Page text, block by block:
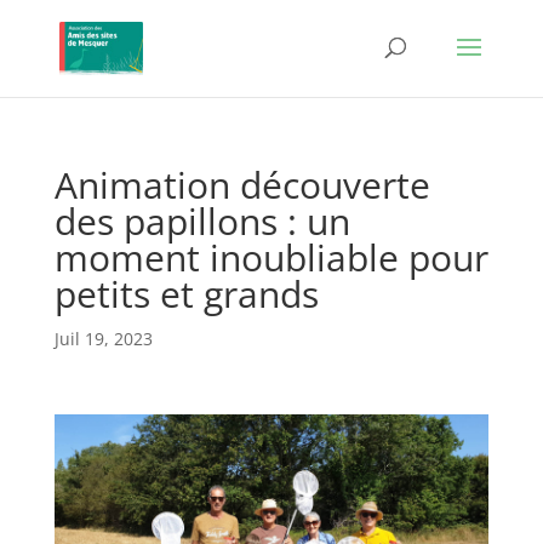
Animation découverte
des papillons : un
moment inoubliable pour
petits et grands
Juil 19, 2023